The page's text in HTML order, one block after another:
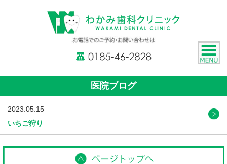
医院ブログ
2023.05.15
いちご狩り